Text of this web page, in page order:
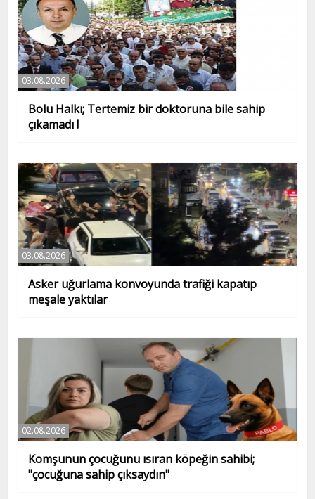
03.08.2026
Bolu Halkı; Tertemiz bir doktoruna bile sahip
çıkamadı !
03.08.2026
Asker uğurlama konvoyunda trafiği kapatıp
meşale yaktılar
02.08.2026
Komşunun çocuğunu ısıran köpeğin sahibi;
"çocuğuna sahip çıksaydın"